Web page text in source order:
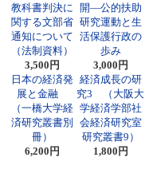
教科書判決に
関する文部省
通知について
（法制資料）
3,500円
開―公的扶助
研究運動と生
活保護行政の
歩み
3,000円
日本の経済発
展と金融
（一橋大学経
済研究叢書別
冊）
6,200円
経済成長の研
究3 （大阪大
学経済学部社
会経済研究室
研究叢書9）
1,800円